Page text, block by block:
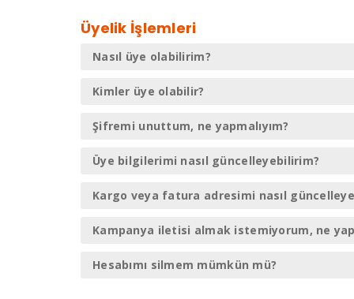
Üyelik İşlemleri
Nasıl üye olabilirim?
Kimler üye olabilir?
Şifremi unuttum, ne yapmalıyım?
Üye bilgilerimi nasıl güncelleyebilirim?
Kargo veya fatura adresimi nasıl
Kampanya iletisi almak istemiyorum, ne
Hesabımı silmem mümkün mü?